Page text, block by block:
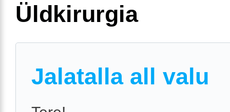
Üldkirurgia
Jalatalla all valu